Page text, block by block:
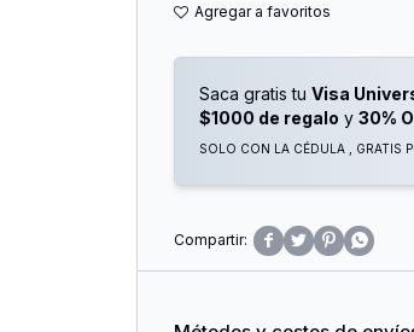
Saca gratis tu Visa
$1000 de regalo y 30%
SOLO CON LA CÉDULA , GRATIS
   